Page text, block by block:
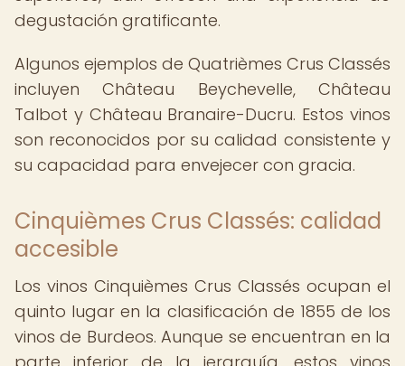
degustación gratificante.
Algunos ejemplos de Quatrièmes Crus Classés
incluyen Château Beychevelle, Château
Talbot y Château Branaire-Ducru. Estos vinos
son reconocidos por su calidad consistente y
su capacidad para envejecer con gracia.
Cinquièmes Crus Classés: calidad
accesible
Los vinos Cinquièmes Crus Classés ocupan el
quinto lugar en la clasificación de 1855 de los
vinos de Burdeos. Aunque se encuentran en la